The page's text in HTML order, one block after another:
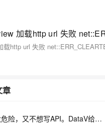
章
险，又不想写API。DataV给你